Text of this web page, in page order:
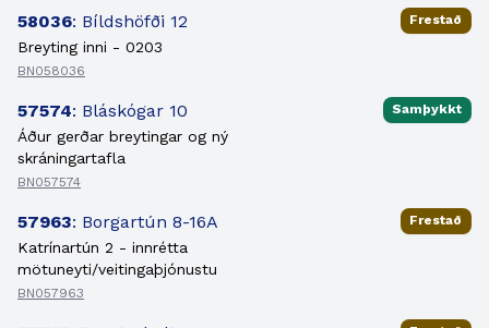
58036: Bíldshöfði 12
Breyting inni - 0203
BN058036
Frestað
57574: Bláskógar 10
Áður gerðar breytingar og ný
skráningartafla
BN057574
Samþykkt
57963: Borgartún 8-16A
Katrínartún 2 - innrétta
mötuneyti/veitingaþjónustu
BN057963
Frestað